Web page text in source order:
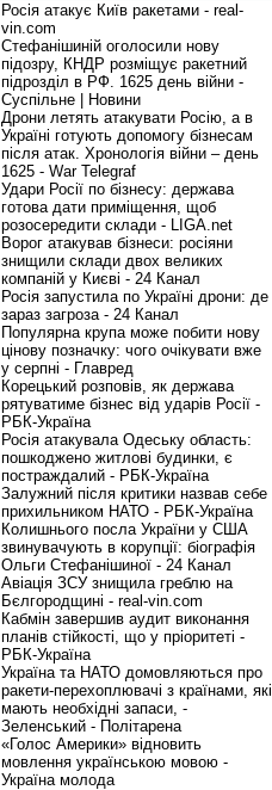
Росія атакує Київ ракетами - real-
vin.com
Стефанішиній оголосили нову
підозру, КНДР розміщує ракетний
підрозділ в РФ. 1625 день війни -
Суспільне | Новини
Дрони летять атакувати Росію, а в
Україні готують допомогу бізнесам
після атак. Хронологія війни – день
1625 - War Telegraf
Удари Росії по бізнесу: держава
готова дати приміщення, щоб
розосередити склади - LIGA.net
Ворог атакував бізнеси: росіяни
знищили склади двох великих
компаній у Києві - 24 Канал
Росія запустила по Україні дрони: де
зараз загроза - 24 Канал
Популярна крупа може побити нову
цінову позначку: чого очікувати вже
у серпні - Главред
Корецький розповів, як держава
рятуватиме бізнес від ударів Росії -
РБК-Україна
Росія атакувала Одеську область:
пошкоджено житлові будинки, є
постраждалий - РБК-Україна
Залужний після критики назвав себе
прихильником НАТО - РБК-Україна
Колишнього посла України у США
звинувачують в корупції: біографія
Ольги Стефанішиної - 24 Канал
Авіація ЗСУ знищила греблю на
Бєлгородщині - real-vin.com
Кабмін завершив аудит виконання
планів стійкості, що у пріоритеті -
РБК-Україна
Україна та НАТО домовляються про
ракети-перехоплювачі з країнами, які
мають необхідні запаси, -
Зеленський - Політарена
«Голос Америки» відновить
мовлення українською мовою -
Україна молода